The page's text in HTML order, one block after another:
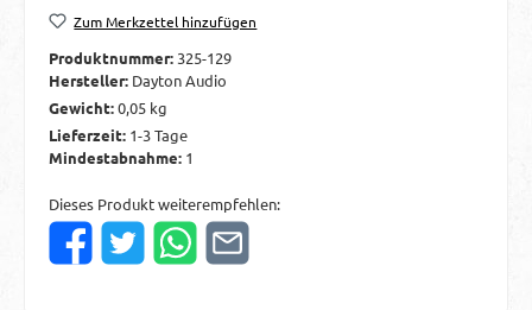
Zum Merkzettel hinzufügen
Produktnummer:325-129
Hersteller: Dayton Audio
Gewicht:0,05 kg
Lieferzeit: 1-3 Tage
Mindestabnahme: 1
Dieses Produkt weiterempfehlen: